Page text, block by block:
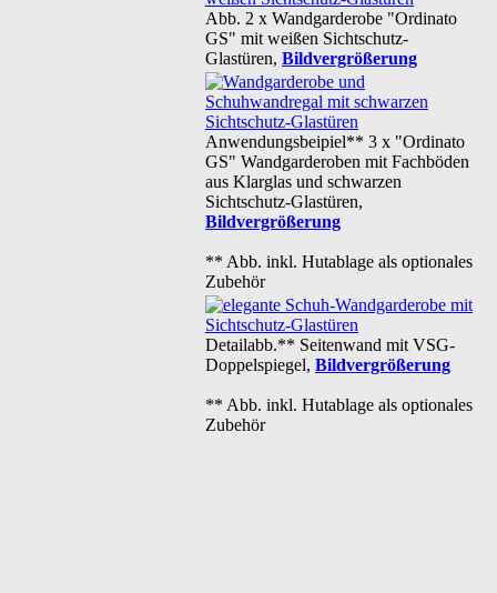
Abb. 2 x Wandgarderobe "Ordinato
GS" mit weißen Sichtschutz-
Glastüren, Bildvergrößerung
Anwendungsbeipiel** 3 x "Ordinato
GS" Wandgarderoben mit Fachböden
aus Klarglas und schwarzen
Sichtschutz-Glastüren,
Bildvergrößerung
** Abb. inkl. Hutablage als optionales
Zubehör
Detailabb.** Seitenwand mit VSG-
Doppelspiegel, Bildvergrößerung
** Abb. inkl. Hutablage als optionales
Zubehör